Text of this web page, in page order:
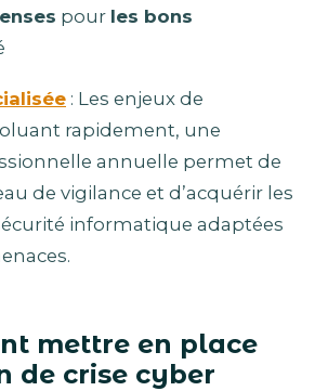
pour les bons
: Les enjeux de
rapidement, une
annuelle permet de
de vigilance et d’acquérir les
informatique adaptées
mettre en place
de crise cyber